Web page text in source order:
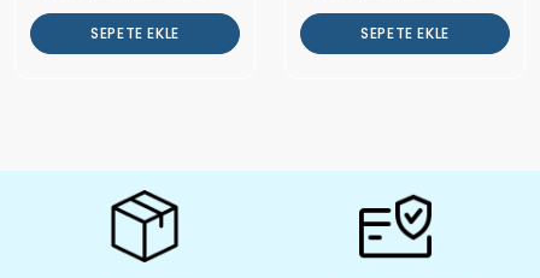
SEPETE EKLE SEPETE EKLE